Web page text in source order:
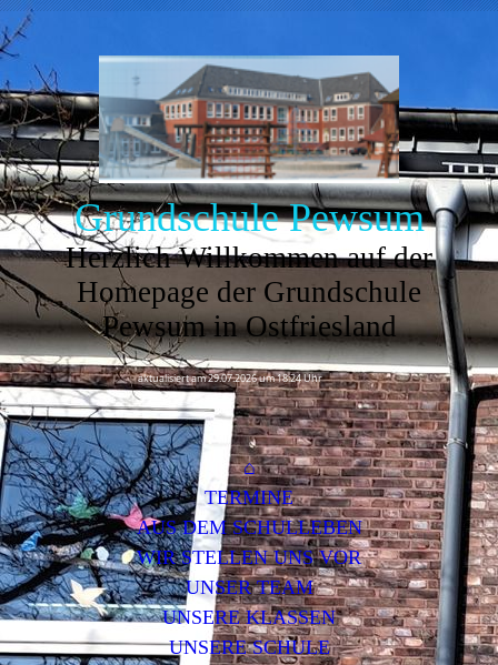
Grundschule Pewsum
Herzlich Willkommen auf der
Homepage der Grundschule
Pewsum in Ostfriesland
aktualisiert am 29.07.2026 um 18:24 Uhr
⌂
TERMINE
AUS DEM SCHULLEBEN
WIR STELLEN UNS VOR
UNSER TEAM
UNSERE KLASSEN
UNSERE SCHULE